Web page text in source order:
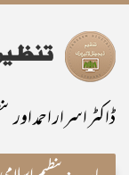
ڈاکٹر اسرار احمد